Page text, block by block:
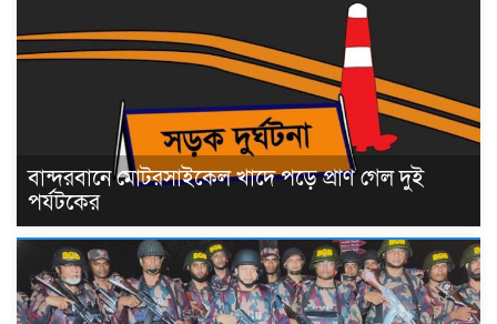
বান্দরবানে মোটরসাইকেল খাদে পড়ে প্রাণ গেল দুই
পর্যটকের